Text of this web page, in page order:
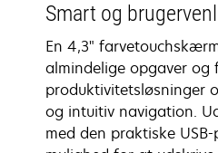
Smart og
En 4,3"
almindelige opgaver og
produktivitetsløsninger
og intuitiv navigation.
med den praktiske